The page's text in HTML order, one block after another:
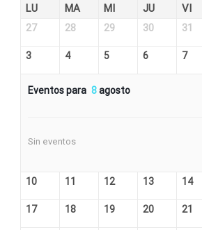
LU MA MI JU VI
27 28 29 30 31
3 4 5 6 7
Eventos para 8agosto
Sin eventos
10 11 12 13 14
17 18 19 20 21